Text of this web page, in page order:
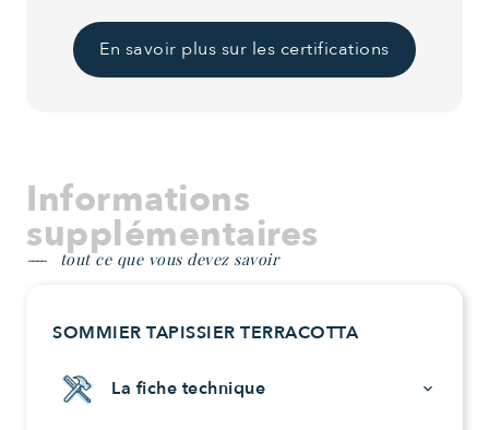
En savoir plus sur les certifications
Informations
supplémentaires
tout ce que vous devez savoir
SOMMIER TAPISSIER TERRACOTTA
La fiche technique keyboard_arrow_down